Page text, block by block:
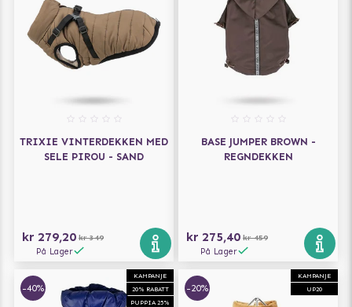
TRIXIE VINTERDEKKEN MED
SELE PIROU - SAND
kr 279,20 kr 349
På Lager
BASE JUMPER BROWN -
REGNDEKKEN
kr 275,40 kr 459
På Lager
KAMPANJE
20% RABATT
PUPPIA 25%
-40%
KAMPANJE
UP20
-20%